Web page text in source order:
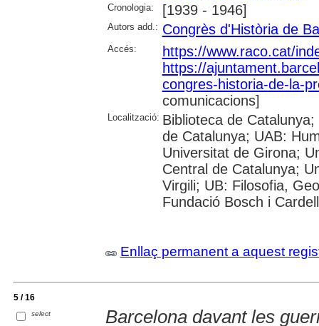
Cronologia: [1939 - 1946]
Autors add.: Congrès d'Història de
Accés:
https://www.raco.cat/
https://
congres-historia-de-la-
comunicacions]
Localització: Biblioteca de
de Catalunya; UAB:
Universitat de Girona;
Central de Catalunya;
Virgili; UB: Filosofia,
Fundació Bosch i
Enllaç permanent a aquest
5 / 16
select Barcelona davant les